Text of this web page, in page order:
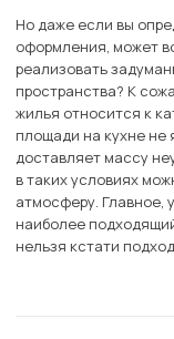
Но даже если вы
оформления, может
реализовать
пространства? К
жилья относится к
площади на кухне не
доставляет массу
в таких условиях
атмосферу. Главное,
наиболее
нельзя кстати